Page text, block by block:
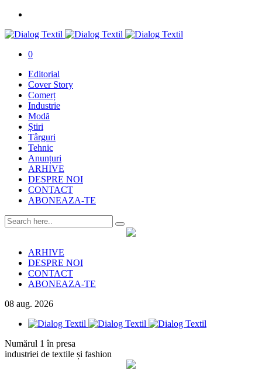
0
Editorial
Cover Story
Comerț
Industrie
Modă
Știri
Târguri
Tehnic
Anunțuri
ARHIVE
DESPRE NOI
CONTACT
ABONEAZA-TE
ARHIVE
DESPRE NOI
CONTACT
ABONEAZA-TE
08 aug. 2026
Numărul 1 în presa
industriei de textile și fashion